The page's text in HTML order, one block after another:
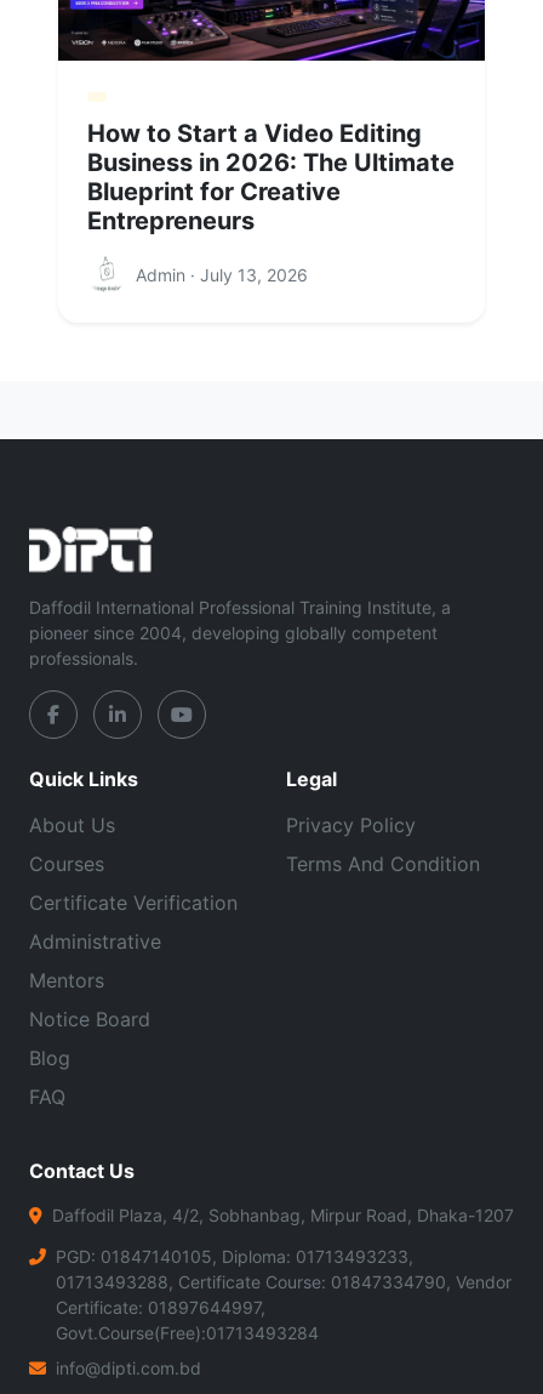
How to Start a Video Editing
Business in 2026: The Ultimate
Blueprint for Creative
Entrepreneurs
Admin · July 13, 2026
Daffodil International Professional Training Institute, a
pioneer since 2004, developing globally competent
professionals.
Quick Links
About Us
Courses
Certificate Verification
Administrative
Mentors
Notice Board
Blog
FAQ
Legal
Privacy Policy
Terms And Condition
Contact Us
Daffodil Plaza, 4/2, Sobhanbag, Mirpur Road, Dhaka-1207
PGD: 01847140105, Diploma: 01713493233,
01713493288, Certificate Course: 01847334790, Vendor
Certificate: 01897644997,
Govt.Course(Free):01713493284
info@dipti.com.bd